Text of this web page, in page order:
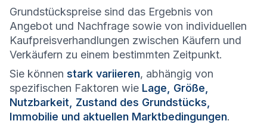
Grundstückspreise sind das Ergebnis von
Angebot und Nachfrage sowie von individuellen
Kaufpreisverhandlungen zwischen Käufern und
Verkäufern zu einem bestimmten Zeitpunkt.
Sie können stark variieren, abhängig von
spezifischen Faktoren wie Lage, Größe,
Nutzbarkeit, Zustand des Grundstücks,
Immobilie und aktuellen Marktbedingungen.